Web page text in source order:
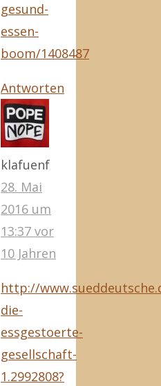
gesund-
essen-
boom/1408487
Antworten
klafuenf
28. Mai
2016 um
13:37 vor
10 Jahren
http://
die-
essgestoerte-
gesellschaft-
1.2992808?